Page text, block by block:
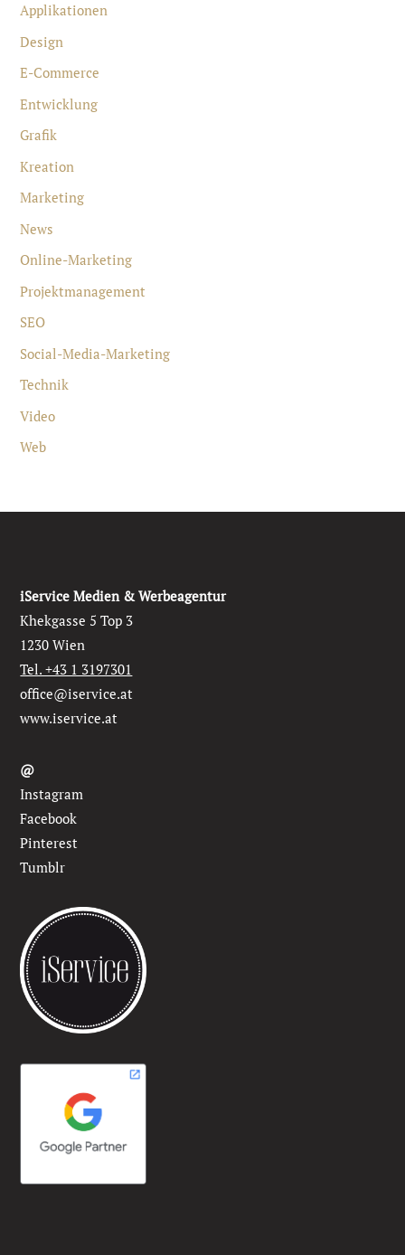
Applikationen
Design
E-Commerce
Entwicklung
Grafik
Kreation
Marketing
News
Online-Marketing
Projektmanagement
SEO
Social-Media-Marketing
Technik
Video
Web
iService Medien & Werbeagentur
Khekgasse 5 Top 3
1230 Wien
Tel. +43 1 3197301
office@iservice.at
www.iservice.at
@
Instagram
Facebook
Pinterest
Tumblr